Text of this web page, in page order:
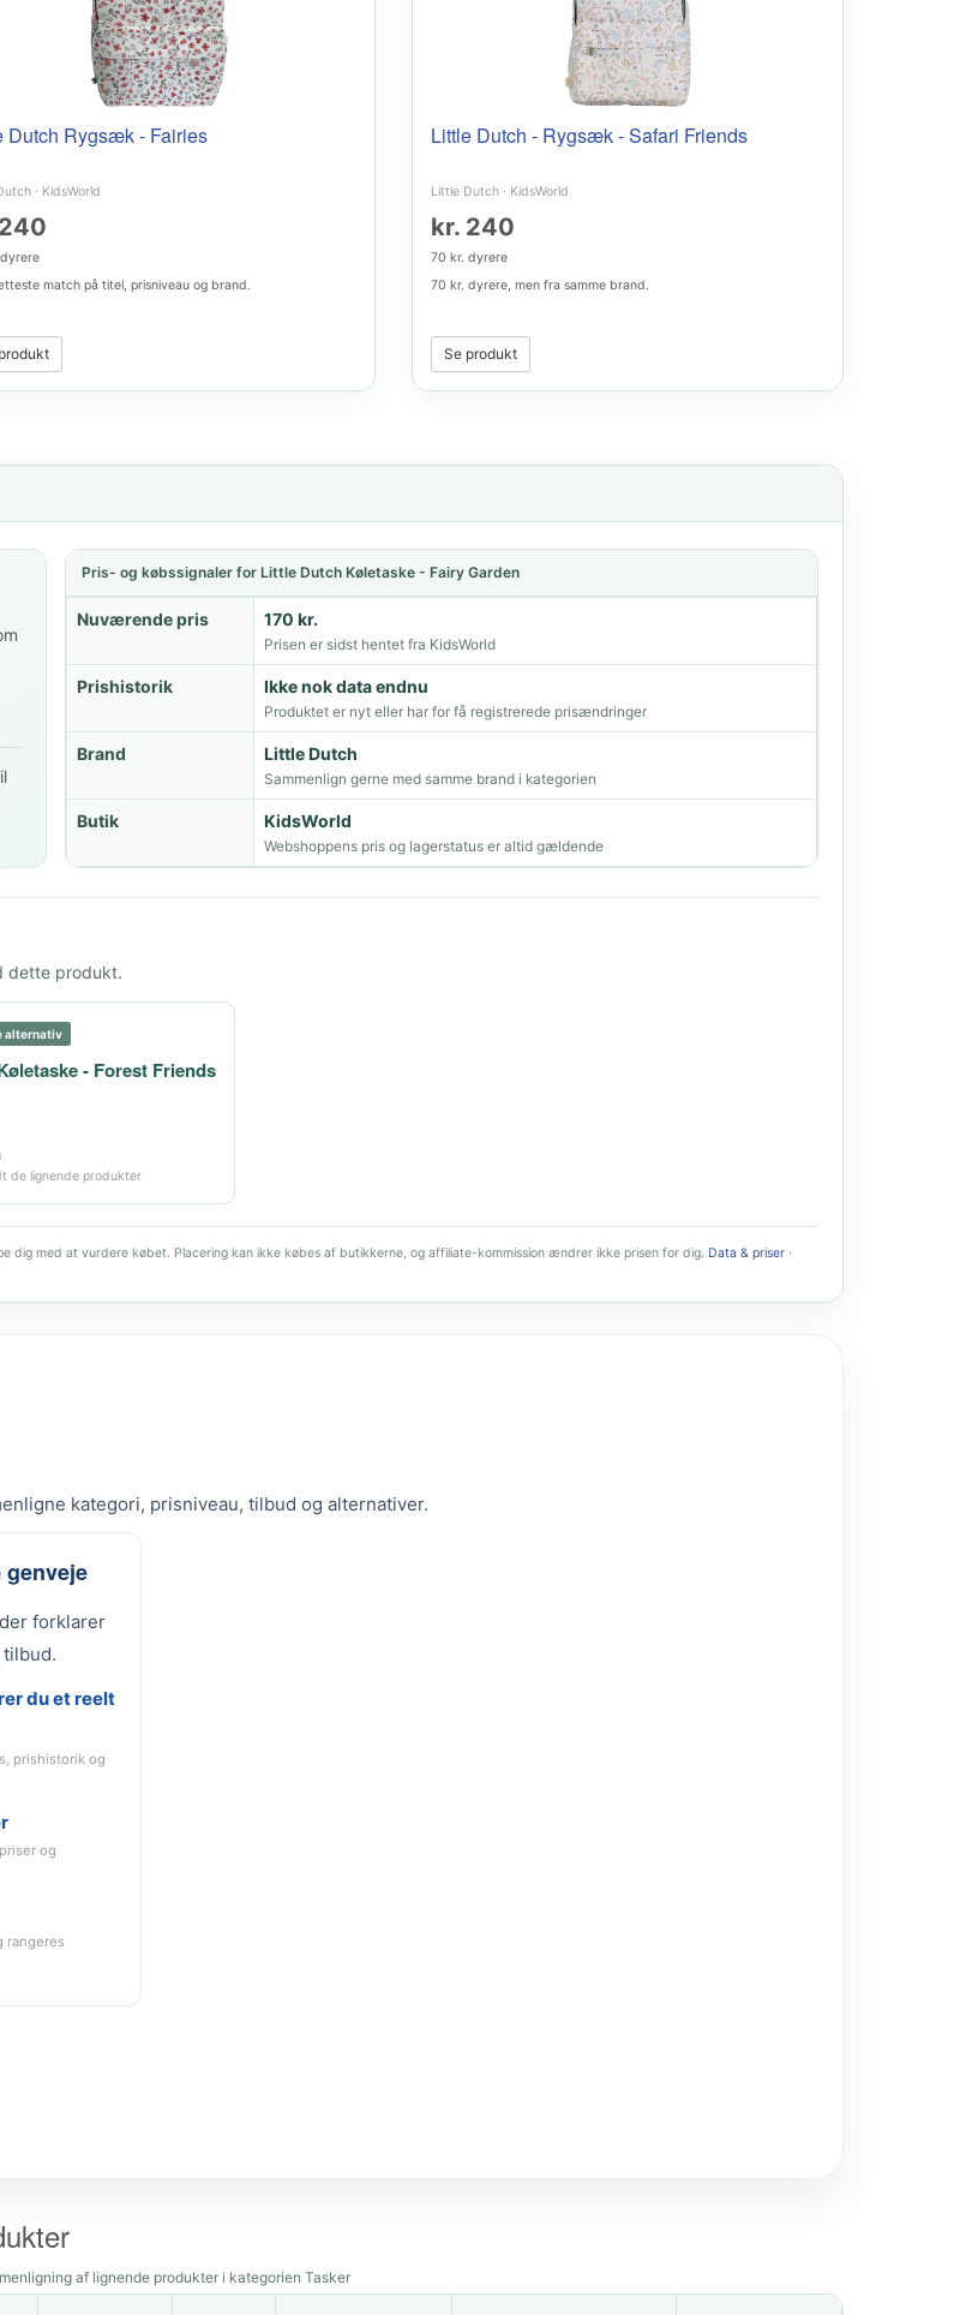
Dutch Rygsæk - Fairies
· KidsWorld
match på titel, prisniveau og brand.
Little Dutch - Rygsæk - Safari Friends
Little Dutch · KidsWorld
kr. 240
70 kr. dyrere
70 kr. dyrere, men fra samme brand.
Se produkt
Pris- og købssignaler for Little Dutch Køletaske - Fairy Garden
Nuværende pris 170 kr.
Prisen er sidst hentet fra KidsWorld
Prishistorik Ikke nok data endnu
Produktet er nyt eller har for få registrerede prisændringer
Brand Little Dutch
Sammenlign gerne med samme brand i kategorien
Butik KidsWorld
Webshoppens pris og lagerstatus er altid gældende
dette produkt.
alternativ
- Forest Friends
de lignende produkter
dig med at vurdere købet. Placering kan ikke købes af butikkerne, og affiliate-kommission ændrer ikke prisen for dig. Data & priser ·
kategori, prisniveau, tilbud og alternativer.
forklarer
tilbud.
du et reelt
prishistorik og
og
rangeres
af lignende produkter i kategorien Tasker